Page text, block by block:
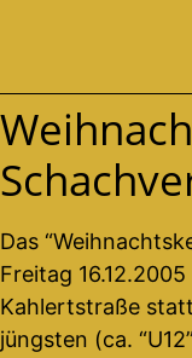
Das
Freitag
Kahlertstraße
jüngsten (ca.